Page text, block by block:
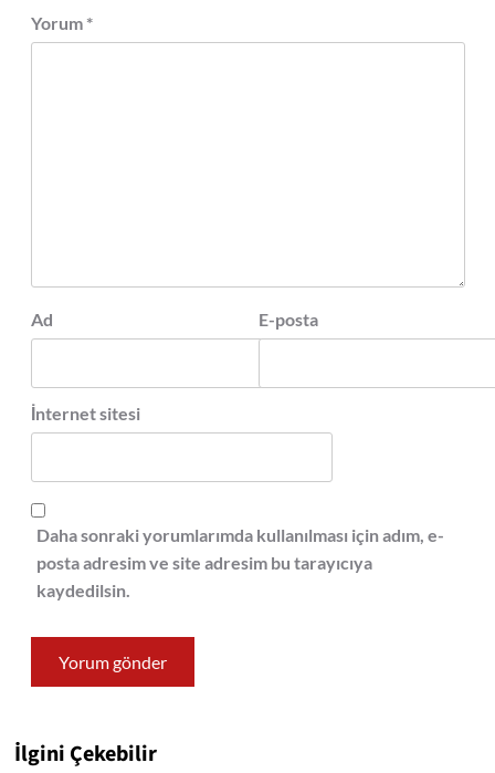
Yorum *
Ad E-posta
İnternet sitesi
Daha sonraki yorumlarımda kullanılması için adım, e-
posta adresim ve site adresim bu tarayıcıya
kaydedilsin.
İlgini Çekebilir